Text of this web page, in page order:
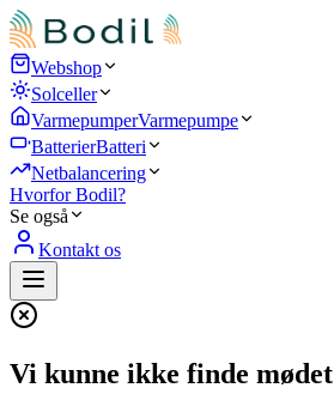
Webshop
Solceller
VarmepumperVarmepumpe
BatterierBatteri
Netbalancering
Hvorfor Bodil?
Se også
Kontakt os
Vi kunne ikke finde mødet